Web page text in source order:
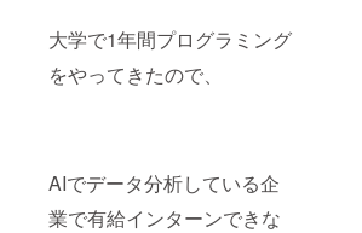
大学で1年間プログラミング
をやってきたので、
AIでデータ分析している企
業で有給インターンできな